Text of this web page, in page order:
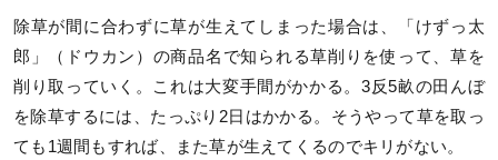
除草が間に合わずに草が生えてしまった場合は、「けずっ太
郎」（ドウカン）の商品名で知られる草削りを使って、草を
削り取っていく。これは大変手間がかかる。3反5畝の田んぼ
を除草するには、たっぷり2日はかかる。そうやって草を取っ
ても1週間もすれば、また草が生えてくるのでキリがない。